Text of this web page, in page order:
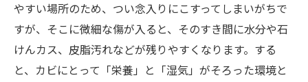
やすい場所のため、つい念入りにこすってしまいがちで
すが、そこに微細な傷が入ると、そのすき間に水分や石
けんカス、皮脂汚れなどが残りやすくなります。する
と、カビにとって「栄養」と「湿気」がそろった環境と